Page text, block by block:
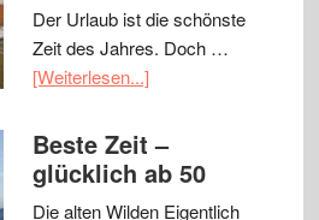
Der Urlaub ist die schönste
Zeit des Jahres. Doch …
[Weiterlesen...]
Beste Zeit –
glücklich ab 50
Die alten Wilden Eigentlich